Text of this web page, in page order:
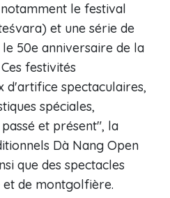
le festival
et une série de
50e anniversaire de la
festivités
d'artifice spectaculaires,
spéciales,
et présent", la
Dà Nang Open
que des spectacles
de montgolfière.